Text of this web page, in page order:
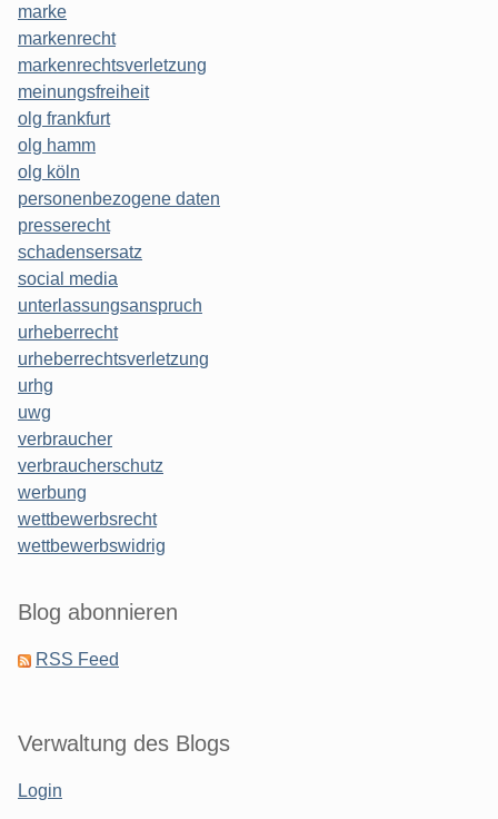
marke
markenrecht
markenrechtsverletzung
meinungsfreiheit
olg frankfurt
olg hamm
olg köln
personenbezogene daten
presserecht
schadensersatz
social media
unterlassungsanspruch
urheberrecht
urheberrechtsverletzung
urhg
uwg
verbraucher
verbraucherschutz
werbung
wettbewerbsrecht
wettbewerbswidrig
Blog abonnieren
RSS Feed
Verwaltung des Blogs
Login